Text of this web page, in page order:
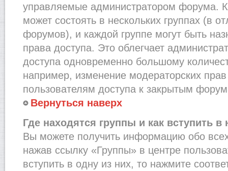
управляемые администратором форума.
может состоять в нескольких группах (в
форумов), и каждой группе могут быть
права доступа. Это облегчает
доступа одновременно большому
например, изменение модераторских
пользователям доступа к закрытым
Вернуться наверх
Где находятся группы и как вступить в
Вы можете получить информацию обо
нажав ссылку «Группы» в центре
вступить в одну из них, то нажмите